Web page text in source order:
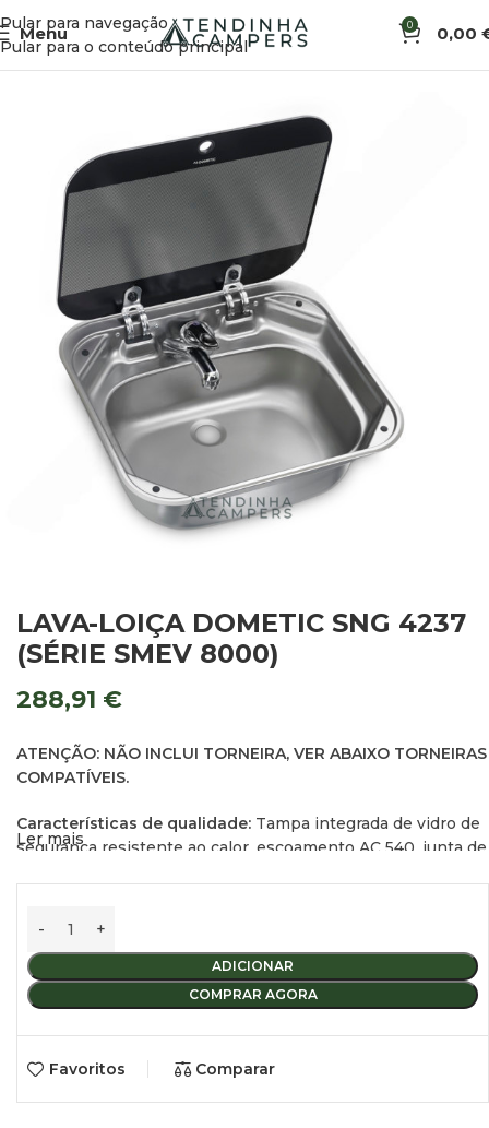
Pular para navegação
Pular para o conteúdo principal
Menu 0 0,00
Início Cozinha Fogões, Bancas e Fornos
LAVA-LOIÇA DOMETIC SNG 4237
(SÉRIE SMEV 8000)
288,91 €
ATENÇÃO: NÃO INCLUI TORNEIRA, VER ABAIXO TORNEIRAS
COMPATÍVEIS.
Características de qualidade: Tampa integrada de vidro de
segurança resistente ao calor, escoamento AC 540, junta de
Dimensões de encastre (LaxP):405 x 355 mm
Peso:2,7 kg
Florenz.
Ler mais
ADICIONAR
COMPRAR AGORA
Favoritos Comparar